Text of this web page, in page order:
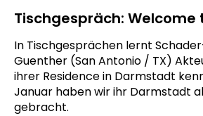
Tischgespräch:
In Tischgesprächen lernt
Guenther (San Antonio / TX)
ihrer Residence in Darmstadt
Januar haben wir ihr Darmstadt
gebracht.